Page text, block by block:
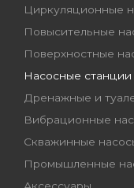
Циркуляционные
Повысительные
Поверхностные
Насосные станции
Дренажные и
Вибрационные
Скважинные
Промышленные